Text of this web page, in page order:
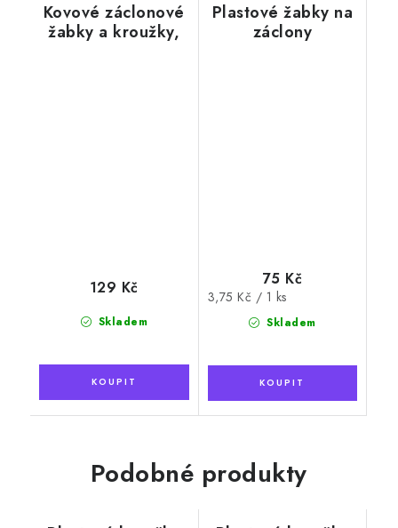
Kovové záclonové
žabky a kroužky,
Skladem
129 Kč
Plastové žabky na
záclony
Skladem
75 Kč
Měrná
3,75 Kč / 1 ks
Podobné produkty